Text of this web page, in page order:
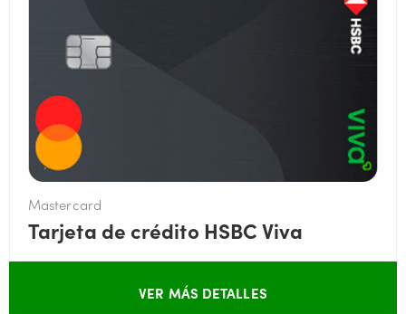
Mastercard
Tarjeta de crédito HSBC Viva
VER MÁS DETALLES